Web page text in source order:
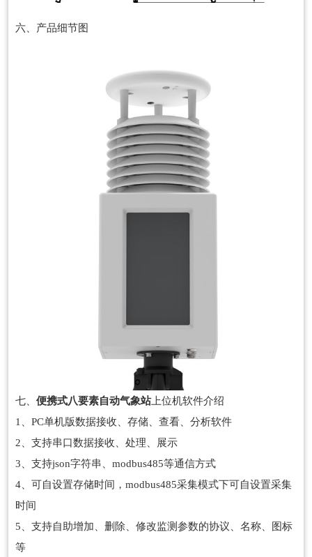
六、产品细节图
七、 便携式八要素自动气象站上位机软件介绍
1、PC单机版数据接收、存储、查看、分析软件
2、支持串口数据接收、处理、展示
3、支持json字符串、modbus485等通信方式
4、可自设置存储时间，modbus485采集模式下可自设置采集
时间
5、支持自助增加、删除、修改监测参数的协议、名称、图标
等